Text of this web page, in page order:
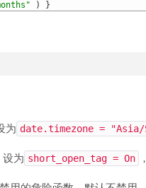
) }
为 date.timezone = "Asia/
为 short_open_tag = On